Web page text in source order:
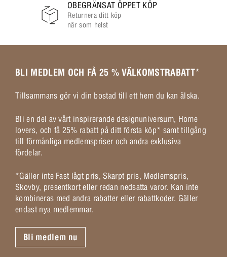
OBEGRÄNSAT ÖPPET KÖP
Returnera ditt köp
när som helst
BLI MEDLEM OCH FÅ 25 % VÄLKOMSTRABATT*
Tillsammans gör vi din bostad till ett hem du kan älska.
Bli en del av vårt inspirerande designuniversum, Home
lovers, och få 25% rabatt på ditt första köp* samt tillgång
till förmånliga medlemspriser och andra exklusiva
fördelar.
*Gäller inte Fast lågt pris, Skarpt pris, Medlemspris,
Skovby, presentkort eller redan nedsatta varor. Kan inte
kombineras med andra rabatter eller rabattkoder. Gäller
endast nya medlemmar.
Bli medlem nu